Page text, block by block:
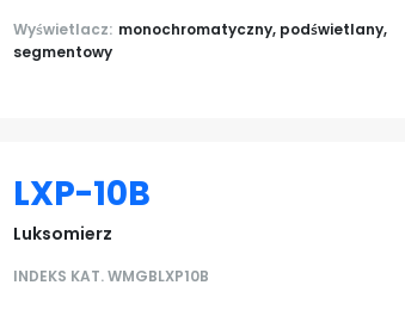
Wyświetlacz: monochromatyczny, podświetlany,
segmentowy
LXP-10B
Luksomierz
INDEKS KAT. WMGBLXP10B